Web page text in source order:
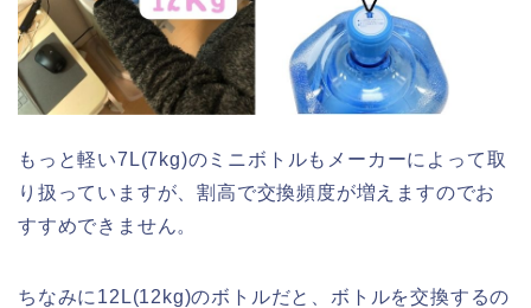
もっと軽い7L(7kg)のミニボトルもメーカーによって取
り扱っていますが、割高で交換頻度が増えますのでお
すすめできません。
ちなみに12L(12kg)のボトルだと、ボトルを交換するの